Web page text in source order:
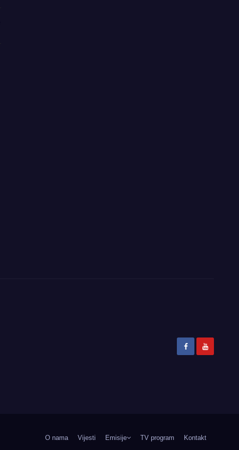
O nama Vijesti Emisije TV program Kontakt